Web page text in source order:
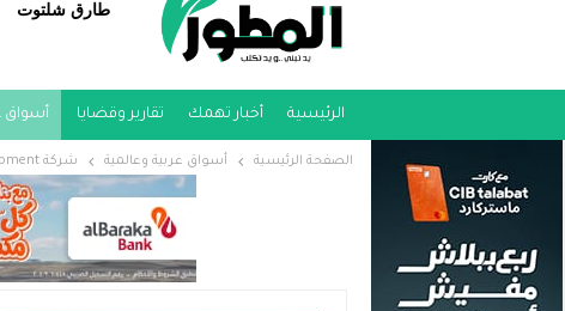
طارق شلتوت
الرئيسية أخبار تهمك تقارير وقضايا ​ أسواق
الصفحة الرئيسية أسواق عربية وعالمية شركة Dahab development تعلن فتح باب الحجز بمشروع ” ITC ” أحدث مشروعاتها بالعاصمة الإدارية